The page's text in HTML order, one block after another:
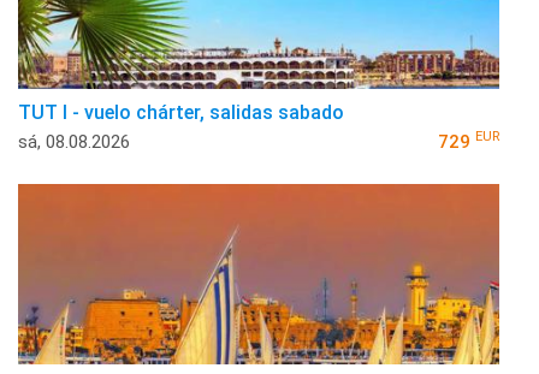
TUT I - vuelo chárter, salidas sabado
sá, 08.08.2026 729 EUR